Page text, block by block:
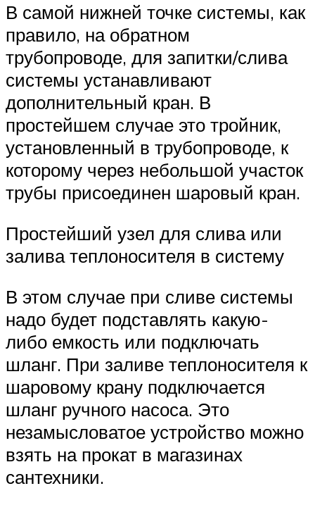
В самой нижней точке системы, как
правило, на обратном
трубопроводе, для запитки/слива
системы устанавливают
дополнительный кран. В
простейшем случае это тройник,
установленный в трубопроводе, к
которому через небольшой участок
трубы присоединен шаровый кран.
Простейший узел для слива или
залива теплоносителя в систему
В этом случае при сливе системы
надо будет подставлять какую-
либо емкость или подключать
шланг. При заливе теплоносителя к
шаровому крану подключается
шланг ручного насоса. Это
незамысловатое устройство можно
взять на прокат в магазинах
сантехники.